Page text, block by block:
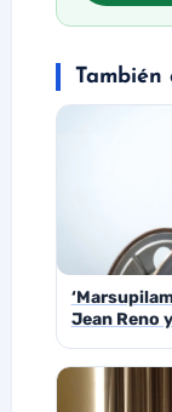
También
Jean Reno